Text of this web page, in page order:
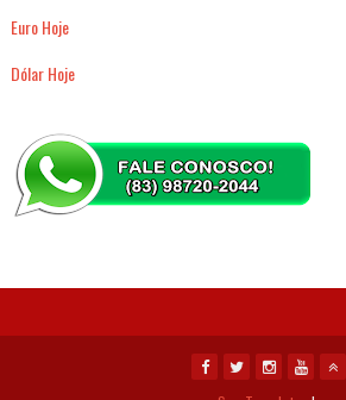
Euro Hoje
Dólar Hoje